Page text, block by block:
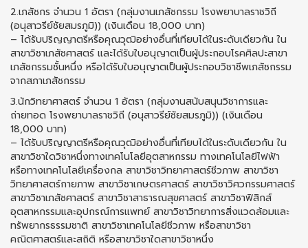
2.เภสัชกร จํานวน 1 อัตรา (กลุ่มงานเภสัชกรรม โรงพยาบาลราชวิถี
(อนุสาวรีย์ชัยสมรภูมิ)) (เงินเดือน 18,000 บาท)
– ได้รับปริญญาตรีหรือคุณวุฒิอย่างอื่นที่เทียบได้ในระดับเดียวกัน ใน
สาขาวิชาเภสัชศาสตร์ และได้รับใบอนุญาตเป็นผู้ประกอบโรคศิลปะสาขา
เภสัชกรรมชั้นหนึ่ง หรือได้รับใบอนุญาตเป็นผู้ประกอบวิชาชีพเภสัชกรรม
จากสภาเภสัชกรรม
3.นักวิทยาศาสตร์ จํานวน 1 อัตรา (กลุ่มงานสนับสนุนวิชาการและ
ถ่ายทอด โรงพยาบาลราชวิถี (อนุสาวรีย์ชัยสมรภูมิ)) (เงินเดือน
18,000 บาท)
– ได้รับปริญญาตรีหรือคุณวุฒิอย่างอื่นที่เทียบได้ในระดับเดียวกัน ใน
สาขาวิชาใดวิชาหนึ่งทางเทคโนโลยีอุตสาหกรรม ทางเทคโนโลยีไฟฟ้า
หรือทางเทคโนโลยีเครื่องกล สาขาวิชาวิทยาศาสตร์ชีวภาพ สาขาวิชา
วิทยาศาสตร์กายภาพ สาขาวิชาเกษตรศาสตร์ สาขาวิชาวิศวกรรมศาสตร์
สาขาวิชาเภสัชศาสตร์ สาขาวิชาสาธารณสุขศาสตร์ สาขาวิชาฟิสิกส์
อุตสาหกรรมและอุปกรณ์การแพทย์ สาขาวิชาวิทยาการสิ่งแวดล้อมและ
ทรัพยากรธรรมชาติ สาขาวิชาเทคโนโลยีชีวภาพ หรือสาขาวิชา
คณิตศาสตร์และสถิติ หรือสาขาวิชาใดสาขาวิชาหนึ่ง